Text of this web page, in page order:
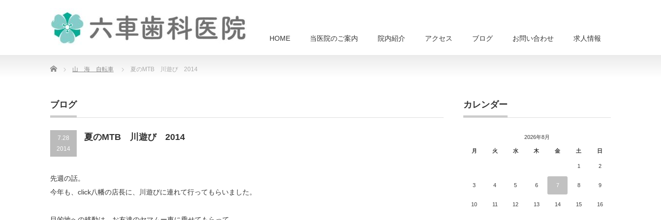
HOME 当医院のご案内 院内紹介 アクセス ブログ お問い合わせ 求人情報
Home 山 海 自転車 夏のMTB 川遊び 2014
ブログ
7.28
2014
夏のMTB 川遊び 2014
先週の話。
今年も、click八幡の店長に、川遊びに連れて行ってもらいました。
カレンダー
2026年8月
月 火 水 木 金 土 日
1 2
3 4 5 6 7 8 9
10 11 12 13 14 15 16